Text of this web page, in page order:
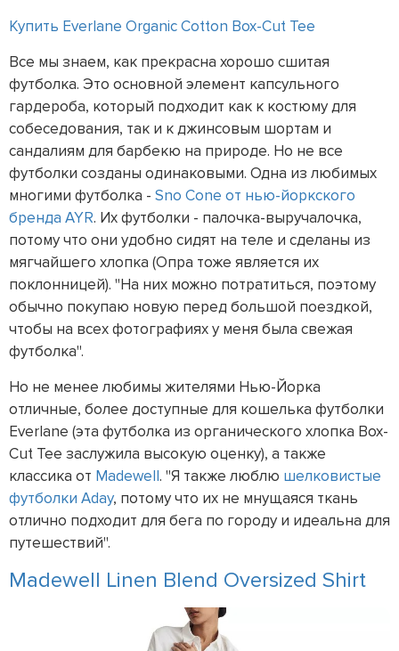
Купить Everlane Organic Cotton Box-Cut Tee
Все мы знаем, как прекрасна хорошо сшитая
футболка. Это основной элемент капсульного
гардероба, который подходит как к костюму для
собеседования, так и к джинсовым шортам и
сандалиям для барбекю на природе. Но не все
футболки созданы одинаковыми. Одна из любимых
многими футболка - Sno Cone от нью-йоркского
бренда AYR. Их футболки - палочка-выручалочка,
потому что они удобно сидят на теле и сделаны из
мягчайшего хлопка (Опра тоже является их
поклонницей). "На них можно потратиться, поэтому
обычно покупаю новую перед большой поездкой,
чтобы на всех фотографиях у меня была свежая
футболка".
Но не менее любимы жителями Нью-Йорка
отличные, более доступные для кошелька футболки
Everlane (эта футболка из органического хлопка Box-
Cut Tee заслужила высокую оценку), а также
классика от Madewell. "Я также люблю шелковистые
футболки Aday, потому что их не мнущаяся ткань
отлично подходит для бега по городу и идеальна для
путешествий".
Madewell Linen Blend Oversized Shirt